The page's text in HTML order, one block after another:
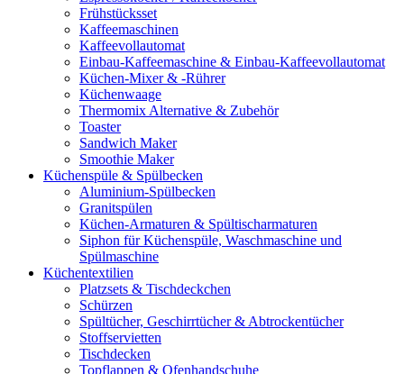
Frühstücksset
Kaffeemaschinen
Kaffeevollautomat
Einbau-Kaffeemaschine & Einbau-Kaffeevollautomat
Küchen-Mixer & -Rührer
Küchenwaage
Thermomix Alternative & Zubehör
Toaster
Sandwich Maker
Smoothie Maker
Küchenspüle & Spülbecken
Aluminium-Spülbecken
Granitspülen
Küchen-Armaturen & Spültischarmaturen
Siphon für Küchenspüle, Waschmaschine und
Spülmaschine
Küchentextilien
Platzsets & Tischdeckchen
Schürzen
Spültücher, Geschirrtücher & Abtrockentücher
Stoffservietten
Tischdecken
Topflappen & Ofenhandschuhe